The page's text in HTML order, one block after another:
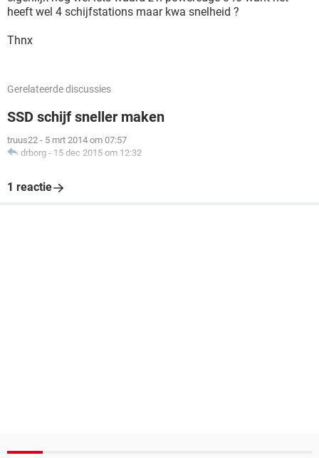
heeft wel 4 schijfstations maar kwa snelheid ?
Thnx
Gerelateerde discussies
SSD schijf sneller maken
truus22 - 5 mrt 2014 om 07:57
drborg - 15 dec 2015 om 12:32
1 reactie